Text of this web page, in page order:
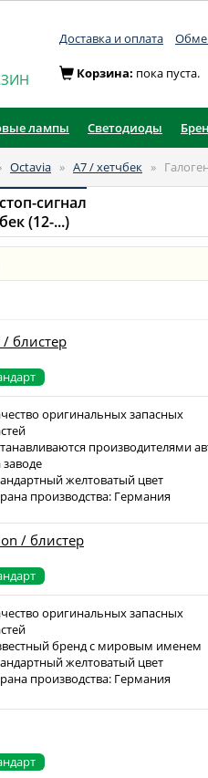
Доставка и оплата
Корзина: пока пуста.
лампы Светодиоды
Octavia » A7 / хетчбек »
сигнал
(12-...)
блистер
оригинальных запасных
производителями
заводе
желтоватый цвет
производства: Германия
/ блистер
оригинальных запасных
бренд с мировым именем
желтоватый цвет
производства: Германия